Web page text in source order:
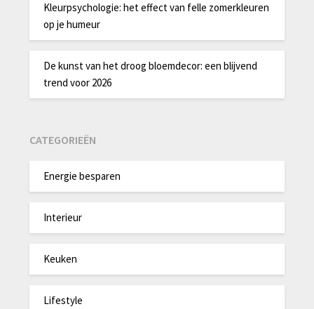
Kleurpsychologie: het effect van felle zomerkleuren
op je humeur
De kunst van het droog bloemdecor: een blijvend
trend voor 2026
CATEGORIEËN
Energie besparen
Interieur
Keuken
Lifestyle